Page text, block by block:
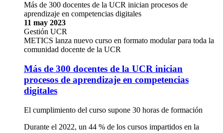
Más de 300 docentes de la UCR inician procesos de
aprendizaje en competencias digitales
11 may 2023
Gestión UCR
METICS lanza nuevo curso en formato modular para toda la
comunidad docente de la UCR
Más de 300 docentes de la UCR inician
procesos de aprendizaje en competencias
digitales
El cumplimiento del curso supone 30 horas de formación
Durante el 2022, un 44 % de los cursos impartidos en la